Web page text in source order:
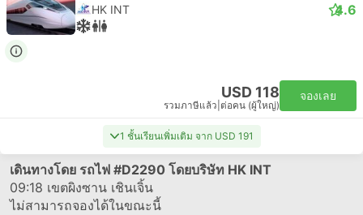
HK INT 4.6
USD 118
รวมภาษีแล้ว ต่อคน (ผู้ใหญ่)
จองเลย
1 ชั้นเรียนเพิ่มเติม จาก USD 191
เดินทางโดย รถไฟ #D2290 โดยบริษัท HK INT
09:18 เขตผิงซาน เชินเจิ้น
ไม่สามารถจองได้ในขณะนี้